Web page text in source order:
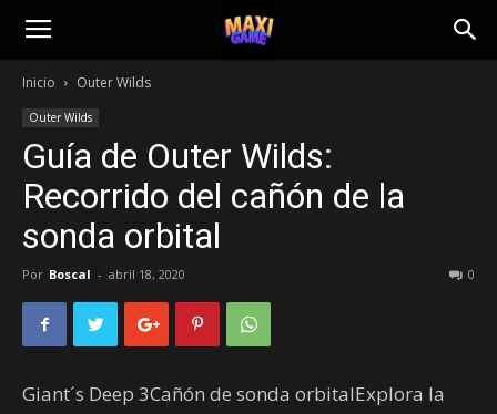
Inicio Outer Wilds
Outer Wilds
Guía de Outer Wilds:
Recorrido del cañón de la
sonda orbital
Por Boscal - abril 18, 2020 0
Giant´s Deep 3Cañón de sonda orbitalExplora la